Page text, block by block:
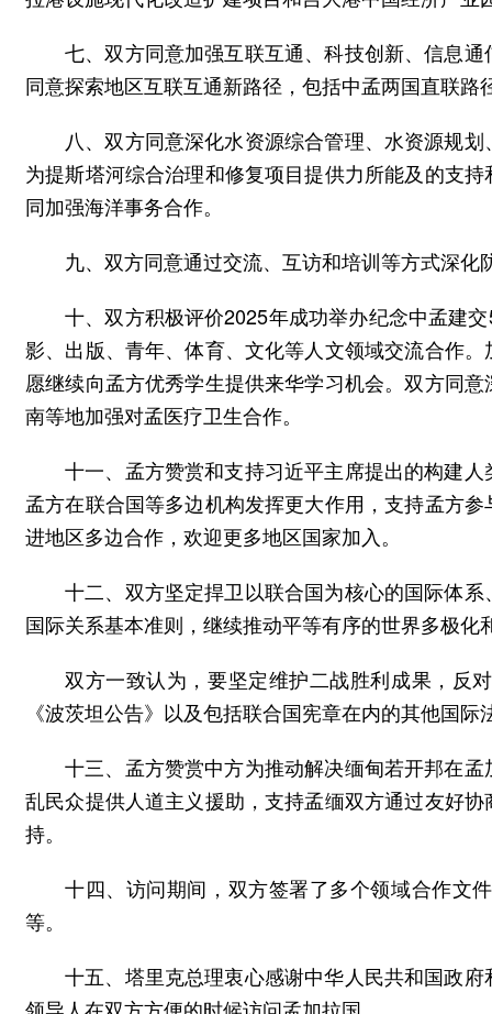
七、双方同意加强互联互通、科技创新、信息
同意探索地区互联互通新路径，包括中孟两国直联路
八、双方同意深化水资源综合管理、水资源规
为提斯塔河综合治理和修复项目提供力所能及的支
同加强海洋事务合作。
九、双方同意通过交流、互访和培训等方式深
十、双方积极评价2025年成功举办纪念中孟建
影、出版、青年、体育、文化等人文领域交流合作
愿继续向孟方优秀学生提供来华学习机会。双方同
南等地加强对孟医疗卫生合作。
十一、孟方赞赏和支持习近平主席提出的构建
孟方在联合国等多边机构发挥更大作用，支持孟方
进地区多边合作，欢迎更多地区国家加入。
十二、双方坚定捍卫以联合国为核心的国际体
国际关系基本准则，继续推动平等有序的世界多极化
双方一致认为，要坚定维护二战胜利成果，反
《波茨坦公告》以及包括联合国宪章在内的其他国
十三、孟方赞赏中方为推动解决缅甸若开邦在
乱民众提供人道主义援助，支持孟缅双方通过友好
持。
十四、访问期间，双方签署了多个领域合作文
等。
十五、塔里克总理衷心感谢中华人民共和国政